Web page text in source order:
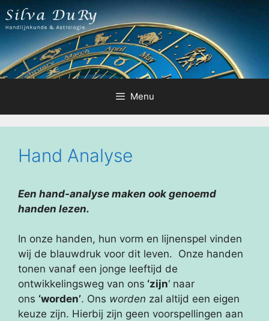
Ga
naar
inhoud
Menu
Hand Analyse
Een hand-analyse maken ook genoemd
handen lezen.
In onze handen, hun vorm en lijnenspel vinden
wij de blauwdruk voor dit leven. Onze handen
tonen vanaf een jonge leeftijd de
ontwikkelingsweg van ons ‘zijn‘ naar
ons ‘worden’. Ons worden zal altijd een eigen
keuze zijn. Hierbij zijn geen voorspellingen aan